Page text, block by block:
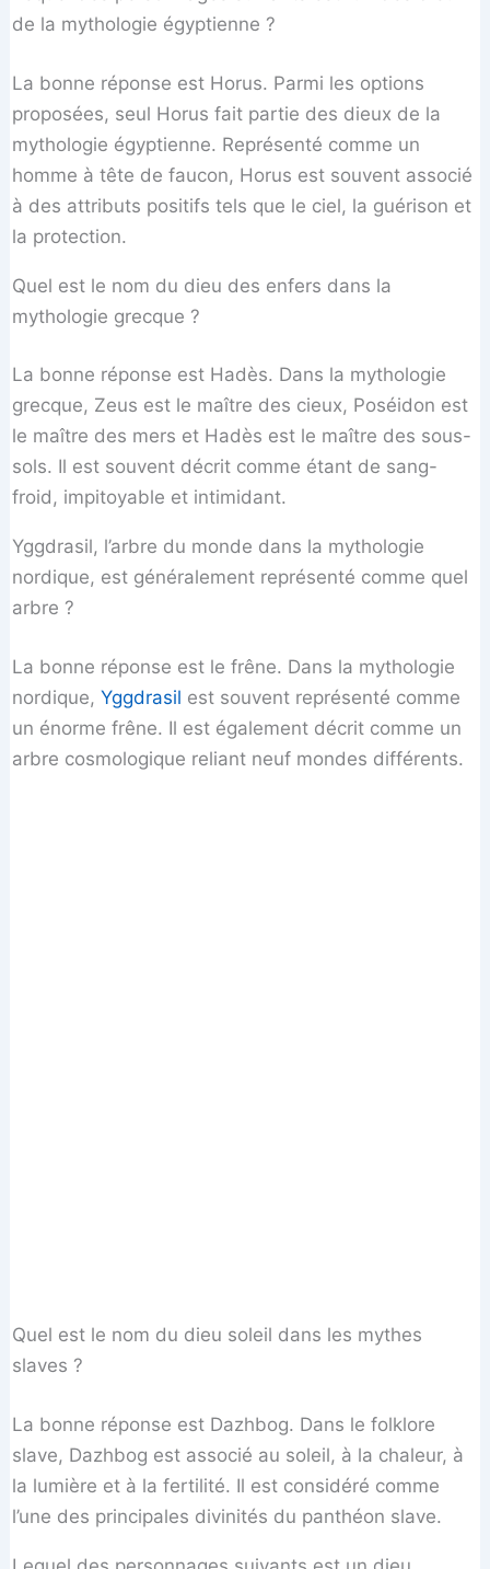
de la mythologie égyptienne ?
La bonne réponse est Horus. Parmi les options
proposées, seul Horus fait partie des dieux de la
mythologie égyptienne. Représenté comme un
homme à tête de faucon, Horus est souvent associé
à des attributs positifs tels que le ciel, la guérison et
la protection.
Quel est le nom du dieu des enfers dans la
mythologie grecque ?
La bonne réponse est Hadès. Dans la mythologie
grecque, Zeus est le maître des cieux, Poséidon est
le maître des mers et Hadès est le maître des sous-
sols. Il est souvent décrit comme étant de sang-
froid, impitoyable et intimidant.
Yggdrasil, l’arbre du monde dans la mythologie
nordique, est généralement représenté comme quel
arbre ?
La bonne réponse est le frêne. Dans la mythologie
nordique,Yggdrasil est souvent représenté comme
un énorme frêne. Il est également décrit comme un
arbre cosmologique reliant neuf mondes différents.
Quel est le nom du dieu soleil dans les mythes
slaves ?
La bonne réponse est Dazhbog. Dans le folklore
slave, Dazhbog est associé au soleil, à la chaleur, à
la lumière et à la fertilité. Il est considéré comme
l’une des principales divinités du panthéon slave.